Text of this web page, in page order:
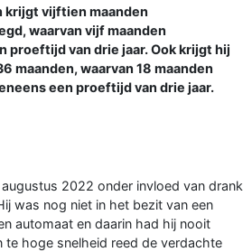
krijgt vijftien maanden
waarvan vijf maanden
proeftijd van drie jaar. Ook krijgt hij
maanden, waarvan 18 maanden
een proeftijd van drie jaar.
2022 onder invloed van drank
was nog niet in het bezit van een
automaat en daarin had hij nooit
te hoge snelheid reed de verdachte